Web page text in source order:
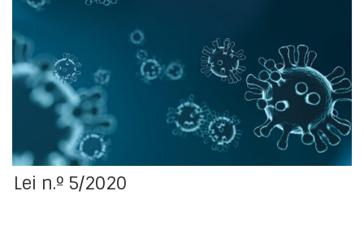
Quarta alteração, por apreciação parlamentar, ao
Decreto-Lei n.º 10-A/2020, de 13 de março, que
estabelece medidas excecionais e temporárias
relativas à situação epidemiológica do novo
Coronavírus - COVID-19.
Lei n.º 5/2020